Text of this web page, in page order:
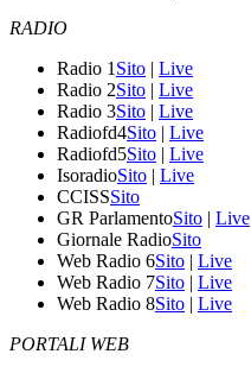
RADIO
Radio 1 Sito | Live
Radio 2Sito | Live
Radio 3Sito | Live
Radiofd4Sito | Live
Radiofd5Sito | Live
IsoradioSito | Live
CCISSSito
GR ParlamentoSito | Live
Giornale RadioSito
Web Radio 6Sito | Live
Web Radio 7Sito | Live
Web Radio 8Sito | Live
PORTALI WEB